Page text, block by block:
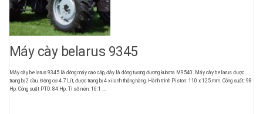
Máy cày belarus 9345
Máy cày belarus 9345 là dòng máy cao cấp, đây là dòng tương đương kubota M9540. Máy cày belarus được
trang bị 2 cầu. Động cơ 4.7 Lít, được trang bị 4 xilanh thẳng hàng. Hành trình Piston: 110 x 125 mm. Công suất: 98
Hp. Công suất PTO: 84 Hp. Tỉ số nén: 16:1 ...